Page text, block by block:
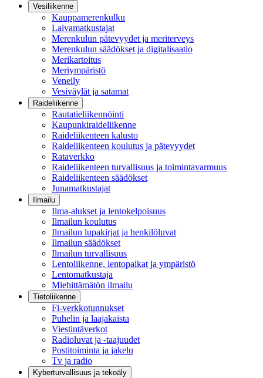
Vesiliikenne
Kauppamerenkulku
Laivamatkustajat
Merenkulun pätevyydet ja meriterveys
Merenkulun säädökset ja digitalisaatio
Merikartoitus
Meriympäristö
Veneily
Vesiväylät ja satamat
Raideliikenne
Rautatieliikennöinti
Kaupunkiraideliikenne
Raideliikenteen kalusto
Raideliikenteen koulutus ja pätevyydet
Rataverkko
Raideliikenteen turvallisuus ja toimintavarmuus
Raideliikenteen säädökset
Junamatkustajat
Ilmailu
Ilma-alukset ja lentokelpoisuus
Ilmailun koulutus
Ilmailun lupakirjat ja henkilöluvat
Ilmailun säädökset
Ilmailun turvallisuus
Lentoliikenne, lentopaikat ja ympäristö
Lentomatkustaja
Miehittämätön ilmailu
Tietoliikenne
Fi-verkkotunnukset
Puhelin ja laajakaista
Viestintäverkot
Radioluvat ja -taajuudet
Postitoiminta ja jakelu
Tv ja radio
Kyberturvallisuus ja tekoäly